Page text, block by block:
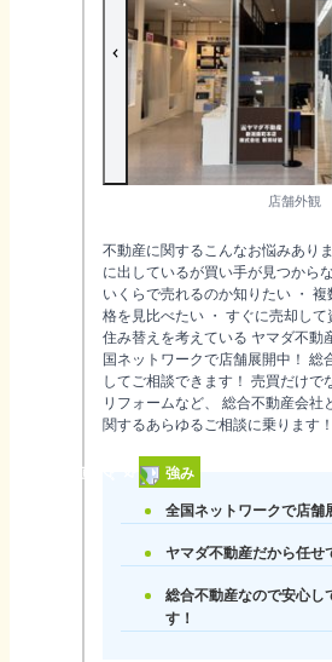
店舗外観
不動産に関するこんなお悩みあり
に出しているが買い手が見つから
いくらで売れるのか知りたい ・
格を見比べたい ・ すぐに売却し
住み替えを考えている ヤマダ不動
国ネットワークで店舗展開中！ 総
してご相談できます！ 売買だけで
リフォームなど、 総合不動産会社
関するあらゆるご相談に乗ります！
強み
全国ネットワークで店舗
ヤマダ不動産だから任せ
総合不動産なので安心し
す！